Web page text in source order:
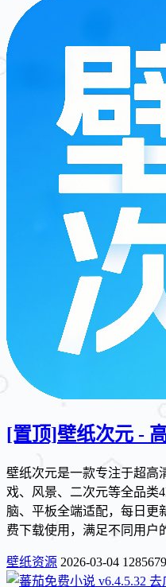
[置顶]壁纸次元 -
壁纸次元是一款专注于超高
戏、风景、二次元等全品类
脑、平板全端适配，每日更
费下载使用，满足不同用户
壁纸资源 2026-03-04 1285679